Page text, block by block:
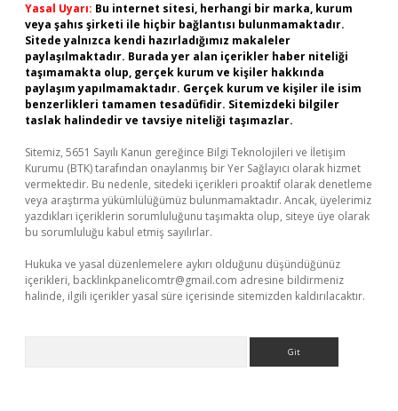
Yasal Uyarı: Bu internet sitesi, herhangi bir marka, kurum
veya şahıs şirketi ile hiçbir bağlantısı bulunmamaktadır.
Sitede yalnızca kendi hazırladığımız makaleler
paylaşılmaktadır. Burada yer alan içerikler haber niteliği
taşımamakta olup, gerçek kurum ve kişiler hakkında
paylaşım yapılmamaktadır. Gerçek kurum ve kişiler ile isim
benzerlikleri tamamen tesadüfidir. Sitemizdeki bilgiler
taslak halindedir ve tavsiye niteliği taşımazlar.
Sitemiz, 5651 Sayılı Kanun gereğince Bilgi Teknolojileri ve İletişim
Kurumu (BTK) tarafından onaylanmış bir Yer Sağlayıcı olarak hizmet
vermektedir. Bu nedenle, sitedeki içerikleri proaktif olarak denetleme
veya araştırma yükümlülüğümüz bulunmamaktadır. Ancak, üyelerimiz
yazdıkları içeriklerin sorumluluğunu taşımakta olup, siteye üye olarak
bu sorumluluğu kabul etmiş sayılırlar.
Hukuka ve yasal düzenlemelere aykırı olduğunu düşündüğünüz
içerikleri, backlinkpanelicomtr@gmail.com adresine bildirmeniz
halinde, ilgili içerikler yasal süre içerisinde sitemizden kaldırılacaktır.